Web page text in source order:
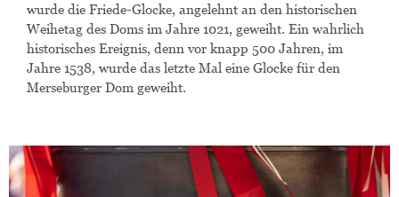
wurde die Friede-Glocke, angelehnt an den historischen
Weihetag des Doms im Jahre 1021, geweiht. Ein wahrlich
historisches Ereignis, denn vor knapp 500 Jahren, im
Jahre 1538, wurde das letzte Mal eine Glocke für den
Merseburger Dom geweiht.